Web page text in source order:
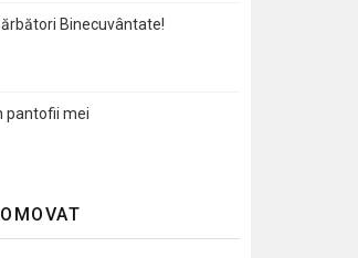
Binecuvântate!
pantofii mei